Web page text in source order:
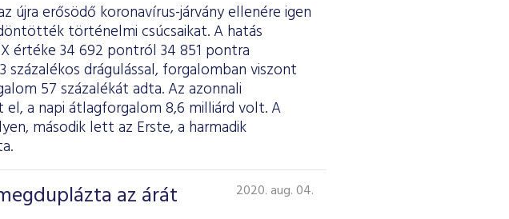
újra erősödő koronavírus-járvány ellenére igen
történelmi csúcsaikat. A hatás
értéke 34 692 pontról 34 851 pontra
drágulással, forgalomban viszont
57 százalékát adta. Az azonnali
a napi átlagforgalom 8,6 milliárd volt. A
második lett az Erste, a harmadik
az árát 2020. aug. 04.